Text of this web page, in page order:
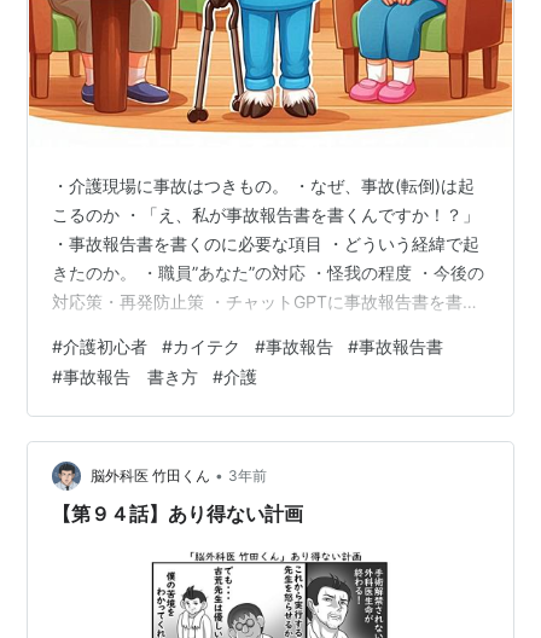
・介護現場に事故はつきもの。 ・なぜ、事故(転倒)は起
こるのか ・「え、私が事故報告書を書くんですか！？」
・事故報告書を書くのに必要な項目 ・どういう経緯で起
きたのか。 ・職員”あなた”の対応 ・怪我の程度 ・今後の
対応策・再発防止策 ・チャットGPTに事故報告書を書い
護現場に事故はつきもの。 医療現場、介護現場にあって
はならない事。とは言いつつも事故はつきものです。 こ
の場合の事故、一番多いのは転倒･転落 といった移動中に
転んだり､ベットから落ちて転落したり。というもの。 こ
の他には､食事の配膳の間違い。薬の配り間違い。 介助中
の接触…
#介護初心者 #カイテク #事故報告 #事故報告書
#事故報告 書き方 #介護
脳外科医 竹田くん • 3年前
【第９４話】あり得ない計画